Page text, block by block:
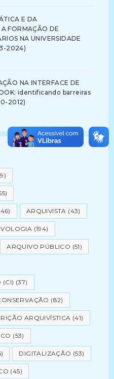
E DA
FORMAÇÃO DE
NA UNIVERSIDADE
2024)
NA INTERFACE DE
identificando barreiras
2012)
ARQUIVISTA (43)
(194)
ARQUIVO PÚBLICO (51)
(CI) (37)
(82)
ARQUIVÍSTICA (41)
(53)
DIGITALIZAÇÃO (53)
(45)